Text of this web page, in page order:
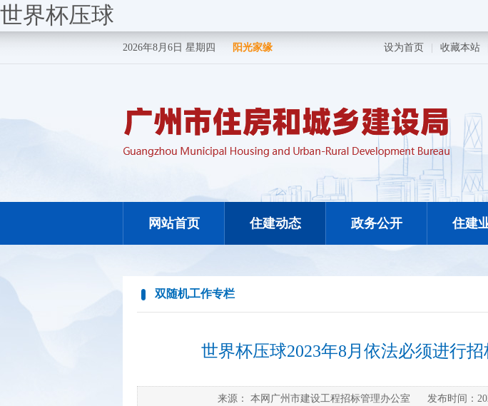
世界杯压球
2026年8月6日 星期四 阳光家缘 设为首页 收藏本站
网站首页 住建动态 政务公开 住建
双随机工作专栏
世界杯压球2023年8月依法必须进行
来源： 本网广州市建设工程招标管理办公室 发布时间：